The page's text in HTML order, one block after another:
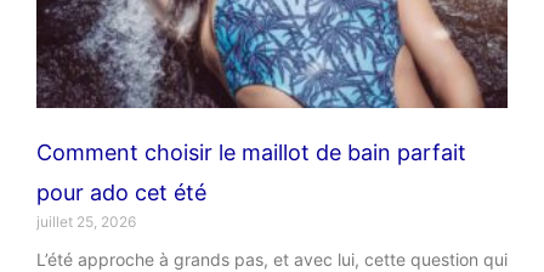
Comment choisir le maillot de bain parfait
pour ado cet été
juillet 25, 2026
L’été approche à grands pas, et avec lui, cette question qui